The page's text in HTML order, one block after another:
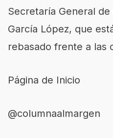
Secretaría General
García López, que
rebasado frente a las
Página de Inicio
@columnaalmargen